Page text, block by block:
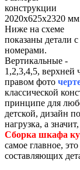
конструкции
2020х625х2320
Ниже на схеме
показаны детали с
номерами.
Вертикальные -
1,2,3,4,5, верхней
правом фото
классической
принципе для
детской, дизайн
нагрузка, а
Сборка шкафа
самое главное,
составляющих